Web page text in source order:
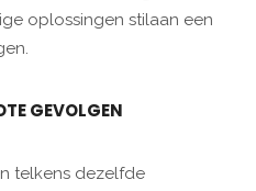
oplossingen stilaan een
GEVOLGEN
telkens dezelfde